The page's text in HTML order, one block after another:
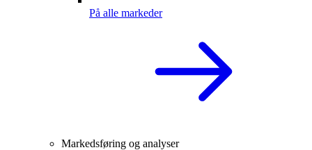
På alle markeder
Markedsføring og analyser